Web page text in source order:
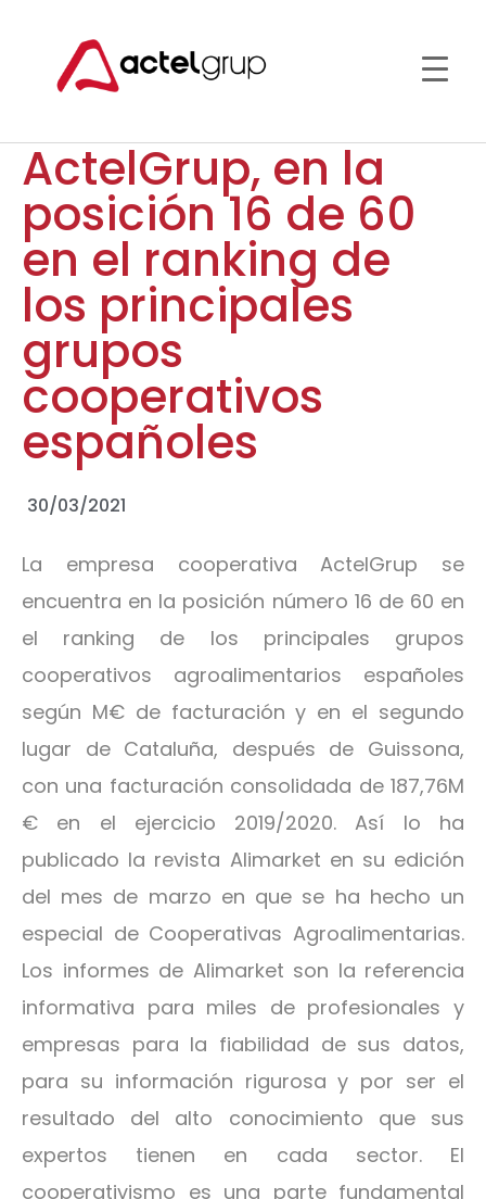
ActelGrup, en la
posición 16 de 60
en el ranking de
los principales
grupos
cooperativos
españoles
30/03/2021
La empresa cooperativa ActelGrup se
encuentra en la posición número 16 de 60 en
el ranking de los principales grupos
cooperativos agroalimentarios españoles
según M€ de facturación y en el segundo
lugar de Cataluña, después de Guissona,
con una facturación consolidada de 187,76M
€ en el ejercicio 2019/2020. Así lo ha
publicado la revista Alimarket en su edición
del mes de marzo en que se ha hecho un
especial de Cooperativas Agroalimentarias.
Los informes de Alimarket son la referencia
informativa para miles de profesionales y
empresas para la fiabilidad de sus datos,
para su información rigurosa y por ser el
resultado del alto conocimiento que sus
expertos tienen en cada sector. El
cooperativismo es una parte fundamental